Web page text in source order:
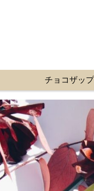
チョコザップ